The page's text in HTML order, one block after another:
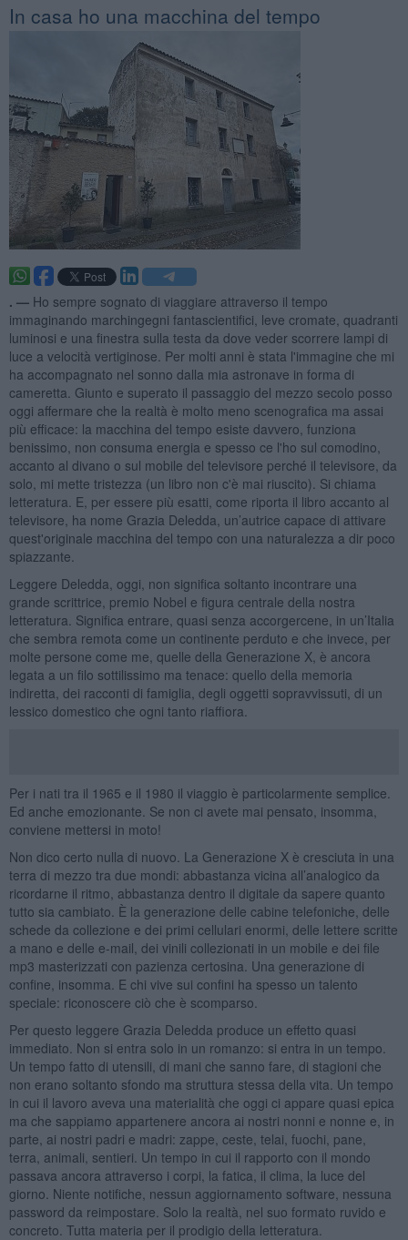
​In casa ho una macchina del tempo
. — Ho sempre sognato di viaggiare attraverso il tempo
immaginando marchingegni fantascientifici, leve cromate, quadranti
luminosi e una finestra sulla testa da dove veder scorrere lampi di
luce a velocità vertiginose. Per molti anni è stata l'immagine che mi
ha accompagnato nel sonno dalla mia astronave in forma di
cameretta. Giunto e superato il passaggio del mezzo secolo posso
oggi affermare che la realtà è molto meno scenografica ma assai
più efficace: la macchina del tempo esiste davvero, funziona
benissimo, non consuma energia e spesso ce l'ho sul comodino,
accanto al divano o sul mobile del televisore perché il televisore, da
solo, mi mette tristezza (un libro non c'è mai riuscito). Si chiama
letteratura. E, per essere più esatti, come riporta il libro accanto al
televisore, ha nome Grazia Deledda, un’autrice capace di attivare
quest'originale macchina del tempo con una naturalezza a dir poco
spiazzante.
Leggere Deledda, oggi, non significa soltanto incontrare una
grande scrittrice, premio Nobel e figura centrale della nostra
letteratura. Significa entrare, quasi senza accorgercene, in un’Italia
che sembra remota come un continente perduto e che invece, per
molte persone come me, quelle della Generazione X, è ancora
legata a un filo sottilissimo ma tenace: quello della memoria
indiretta, dei racconti di famiglia, degli oggetti sopravvissuti, di un
lessico domestico che ogni tanto riaffiora.
Per i nati tra il 1965 e il 1980 il viaggio è particolarmente semplice.
Ed anche emozionante. Se non ci avete mai pensato, insomma,
conviene mettersi in moto!
Non dico certo nulla di nuovo. La Generazione X è cresciuta in una
terra di mezzo tra due mondi: abbastanza vicina all’analogico da
ricordarne il ritmo, abbastanza dentro il digitale da sapere quanto
tutto sia cambiato. È la generazione delle cabine telefoniche, delle
schede da collezione e dei primi cellulari enormi, delle lettere scritte
a mano e delle e-mail, dei vinili collezionati in un mobile e dei file
mp3 masterizzati con pazienza certosina. Una generazione di
confine, insomma. E chi vive sui confini ha spesso un talento
speciale: riconoscere ciò che è scomparso.
Per questo leggere Grazia Deledda produce un effetto quasi
immediato. Non si entra solo in un romanzo: si entra in un tempo.
Un tempo fatto di utensili, di mani che sanno fare, di stagioni che
non erano soltanto sfondo ma struttura stessa della vita. Un tempo
in cui il lavoro aveva una materialità che oggi ci appare quasi epica
ma che sappiamo appartenere ancora ai nostri nonni e nonne e, in
parte, ai nostri padri e madri: zappe, ceste, telai, fuochi, pane,
terra, animali, sentieri. Un tempo in cui il rapporto con il mondo
passava ancora attraverso i corpi, la fatica, il clima, la luce del
giorno. Niente notifiche, nessun aggiornamento software, nessuna
password da reimpostare. Solo la realtà, nel suo formato ruvido e
concreto. Tutta materia per il prodigio della letteratura.